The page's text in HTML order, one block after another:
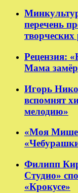
перечень
Рецензия:
Мама
Игорь
вспомнят
мелодию»
«Моя
Филипп
Студио»
«Крокусе»